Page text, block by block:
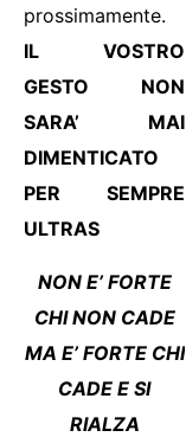
prossimamente.
IL VOSTRO
GESTO NON
SARA’ MAI
DIMENTICATO
PER SEMPRE
ULTRAS
NON E’ FORTE
CHI NON CADE
MA E’ FORTE CHI
CADE E SI
RIALZA